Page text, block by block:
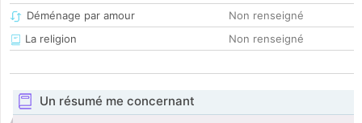
Déménage par amour
Non renseigné
La religion
Non renseigné
Un résumé me concernant